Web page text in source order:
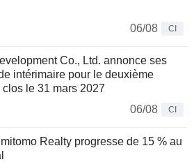
06/08
CI
Co., Ltd. annonce ses
intérimaire pour le deuxième
le 31 mars 2027
06/08
CI
Realty progresse de 15 % au